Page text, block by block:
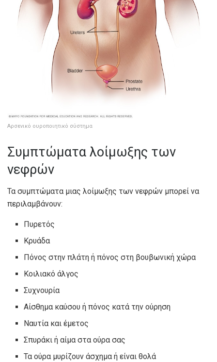
Αρσενικό ουροποιητικό σύστημα
Συμπτώματα λοίμωξης των
νεφρών
Τα συμπτώματα μιας λοίμωξης των νεφρών μπορεί να
περιλαμβάνουν:
Πυρετός
Κρυάδα
Πόνος στην πλάτη ή πόνος στη βουβωνική χώρα
Κοιλιακό άλγος
Συχνουρία
Αίσθημα καύσου ή πόνος κατά την ούρηση
Ναυτία και έμετος
Σπυράκι ή αίμα στα ούρα σας
Τα ούρα μυρίζουν άσχημα ή είναι θολά